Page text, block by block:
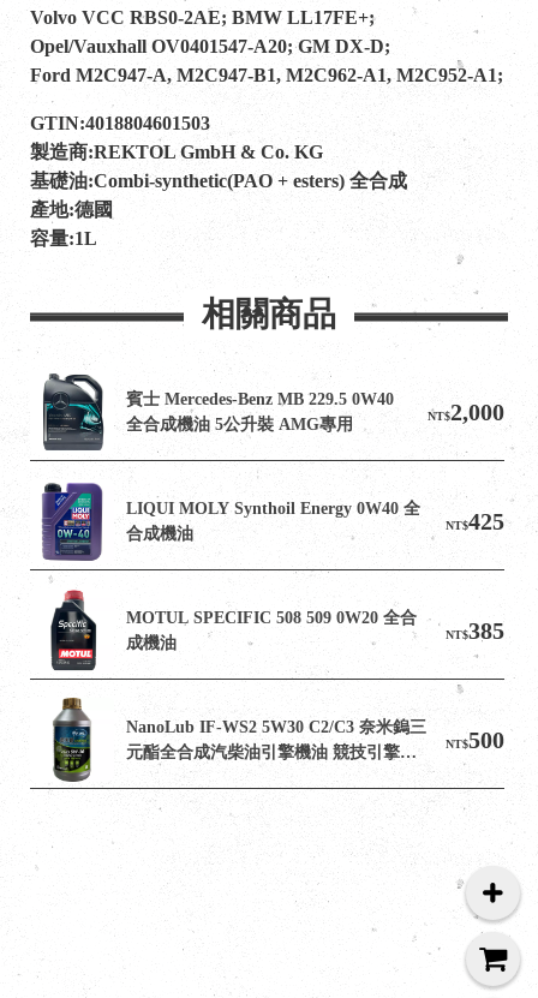
Volvo VCC RBS0-2AE; BMW LL17FE+;
Opel/Vauxhall OV0401547-A20; GM DX-D;
Ford M2C947-A, M2C947-B1, M2C962-A1, M2C952-A1;
GTIN:4018804601503
製造商:REKTOL GmbH & Co. KG
基礎油:Combi-synthetic(PAO + esters) 全合成
產地:德國
容量:1L
相關商品
NT$2,000
賓士 Mercedes-Benz MB 229.5 0W40
全合成機油 5公升裝 AMG專用
NT$425
LIQUI MOLY Synthoil Energy 0W40 全
合成機油
NT$385
MOTUL SPECIFIC 508 509 0W20 全合
成機油
NT$500
NanoLub IF-WS2 5W30 C2/C3 奈米鎢三
元酯全合成汽柴油引擎機油 競技引擎機